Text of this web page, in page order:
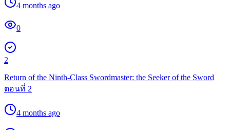
4 months ago
0
2
Return of the Ninth-Class Swordmaster: the Seeker of the Sword
ตอนที่ 2
4 months ago